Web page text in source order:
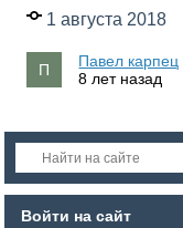
1 августа 2018
Павел карпец
8 лет назад
Войти на сайт